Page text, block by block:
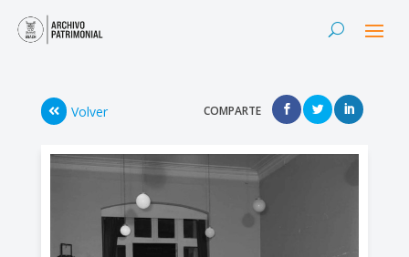
Volver COMPARTE